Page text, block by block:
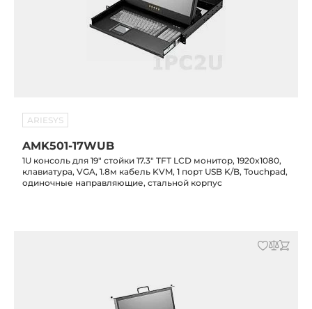
ARIESYS
AMK501-17WUB
1U консоль для 19" стойки 17.3" TFT LCD монитор, 1920x1080,
клавиатура, VGA, 1.8м кабель KVM, 1 порт USB K/B, Touchpad,
одиночные направляющие, стальной корпус